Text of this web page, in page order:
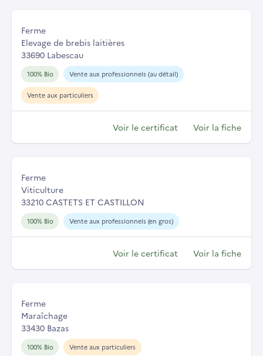
Ferme
Elevage de brebis laitières
33690 Labescau
100% Bio Vente aux professionnels (au détail)
Vente aux particuliers
Voir le certificat Voir la fiche
Ferme
Viticulture
33210 CASTETS ET CASTILLON
100% Bio Vente aux professionnels (en gros)
Voir le certificat Voir la fiche
Ferme
Maraîchage
33430 Bazas
100% Bio Vente aux particuliers